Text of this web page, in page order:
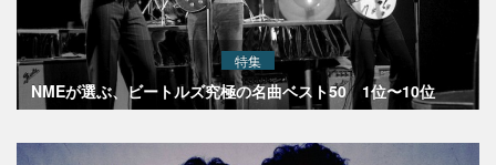
特集
NMEが選ぶ、ビートルズ究極の名曲ベスト50 1位〜10位